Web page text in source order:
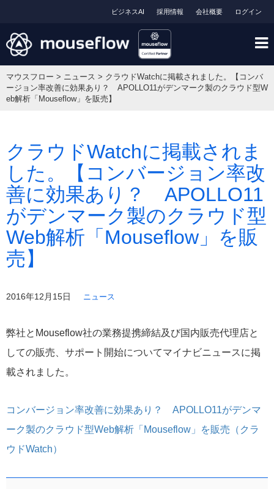
ログイン
会社概要
採用情報
ビジネスAI
マウスフロー > ニュース > クラウドWatchに掲載されました。【コンバ
ージョン率改善に効果あり？ APOLLO11がデンマーク製のクラウド型W
eb解析「Mouseflow」を販売】
クラウドWatchに掲載されま
した。【コンバージョン率改
善に効果あり？ APOLLO11
がデンマーク製のクラウド型
Web解析「Mouseflow」を販
売】
2016年12月15日 ニュース
弊社とMouseflow社の業務提携締結及び国内販売代理店と
しての販売、サポート開始についてマイナビニュースに掲
載されました。
コンバージョン率改善に効果あり？ APOLLO11がデンマ
ーク製のクラウド型Web解析「Mouseflow」を販売（クラ
ウドWatch）